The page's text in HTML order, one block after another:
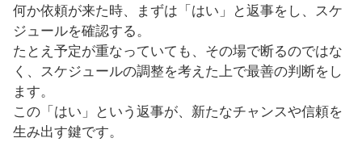
何か依頼が来た時、まずは「はい」と返事をし、スケ
ジュールを確認する。
たとえ予定が重なっていても、その場で断るのではな
く、スケジュールの調整を考えた上で最善の判断をし
ます。
この「はい」という返事が、新たなチャンスや信頼を
生み出す鍵です。